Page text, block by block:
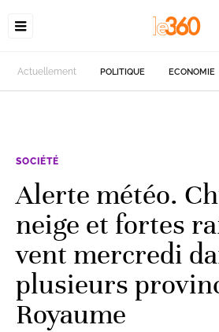
Actuellement POLITIQUE ECONOMIE
SOCIÉTÉ
Alerte météo.
neige et fortes
vent mercredi
plusieurs
Royaume